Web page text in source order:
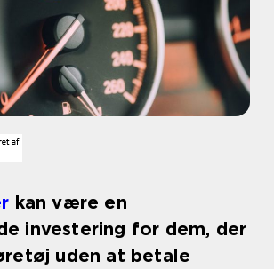
kan være en
investering for dem, der
uden at betale